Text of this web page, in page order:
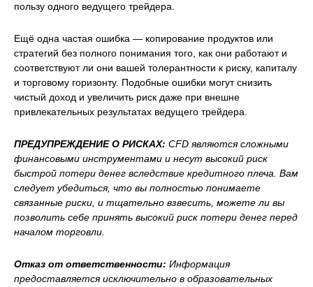
пользу одного ведущего трейдера.
Ещё одна частая ошибка — копирование продуктов или
стратегий без полного понимания того, как они работают и
соответствуют ли они вашей толерантности к риску, капиталу
и торговому горизонту. Подобные ошибки могут снизить
чистый доход и увеличить риск даже при внешне
привлекательных результатах ведущего трейдера.
ПРЕДУПРЕЖДЕНИЕ О РИСКАХ: CFD являются сложными
финансовыми инструментами и несут высокий риск
быстрой потери денег вследствие кредитного плеча. Вам
следует убедиться, что вы полностью понимаете
связанные риски, и тщательно взвесить, можете ли вы
позволить себе принять высокий риск потери денег перед
началом торговли.
Отказ от ответственности: Информация
предоставляется исключительно в образовательных